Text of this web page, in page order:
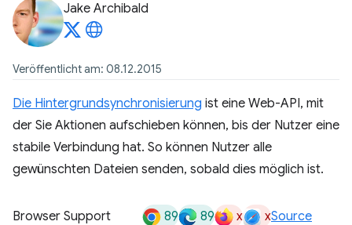
Jake Archibald
Veröffentlicht am: 08.12.2015
Die Hintergrundsynchronisierung ist eine Web-API, mit
der Sie Aktionen aufschieben können, bis der Nutzer eine
stabile Verbindung hat. So können Nutzer alle
gewünschten Dateien senden, sobald dies möglich ist.
Browser Support 89 89 x xSource